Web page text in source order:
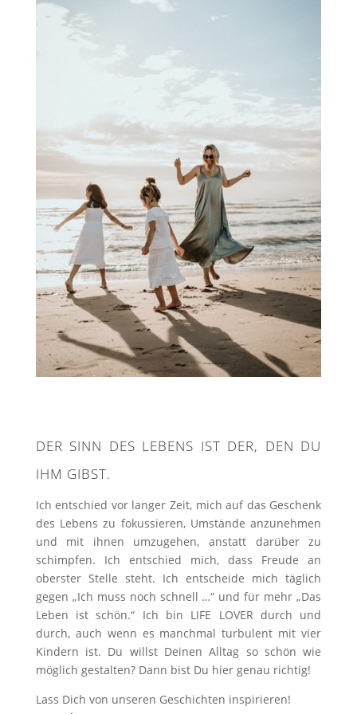
DER SINN DES LEBENS IST DER, DEN DU
IHM GIBST.
Ich entschied vor langer Zeit, mich auf das Geschenk
des Lebens zu fokussieren, Umstände anzunehmen
und mit ihnen umzugehen, anstatt darüber zu
schimpfen. Ich entschied mich, dass Freude an
oberster Stelle steht. Ich entscheide mich täglich
gegen „Ich muss noch schnell …“ und für mehr „Das
Leben ist schön.“ Ich bin LIFE LOVER durch und
durch, auch wenn es manchmal turbulent mit vier
Kindern ist. Du willst Deinen Alltag so schön wie
möglich gestalten? Dann bist Du hier genau richtig!
Lass Dich von unseren Geschichten inspirieren!